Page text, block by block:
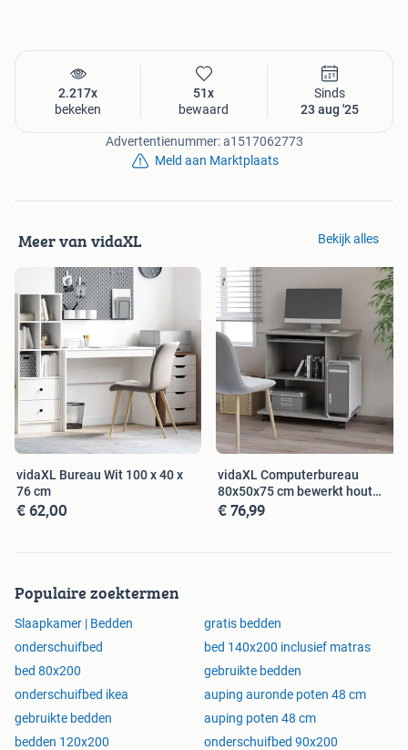
2.217x
bekeken
51x
bewaard
Sinds
23 aug '25
Advertentienummer: a1517062773
Meld aan Marktplaats
Meer van vidaXL Bekijk alles
vidaXL Bureau Wit 100 x 40 x
76 cm
€ 62,00
vidaXL Computerbureau
80x50x75 cm bewerkt hout
betongrijs
€ 76,99
Populaire zoektermen
Slaapkamer | Bedden
gratis bedden
onderschuifbed
bed 140x200 inclusief matras
bed 80x200
gebruikte bedden
onderschuifbed ikea
auping auronde poten 48 cm
gebruikte bedden
auping poten 48 cm
bedden 120x200
onderschuifbed 90x200